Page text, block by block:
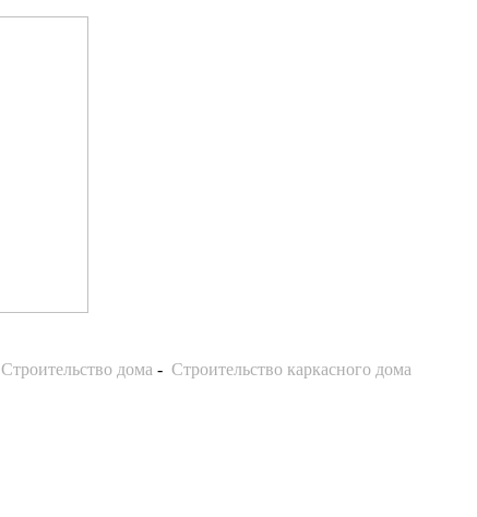
Строительство дома - Строительство каркасного дома